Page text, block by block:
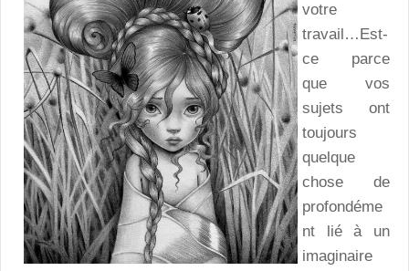
votre
travail…Est-
ce parce
que vos
sujets ont
toujours
quelque
chose de
profondéme
nt lié à un
imaginaire